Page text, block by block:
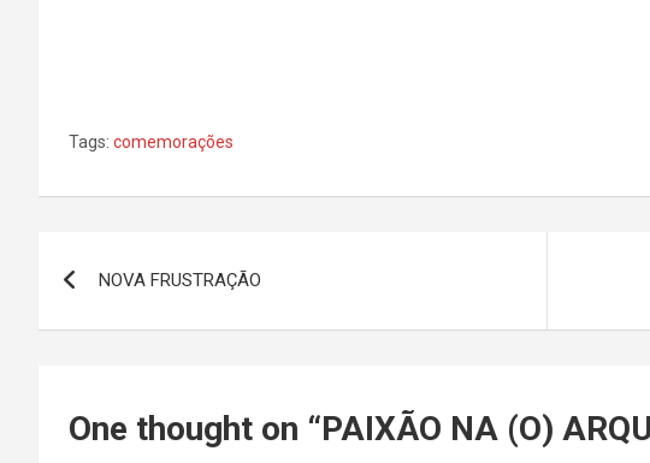
Tags: comemorações
de
NOVA FRUSTRAÇÃO
One thought on “PAIXÃO NA (O)